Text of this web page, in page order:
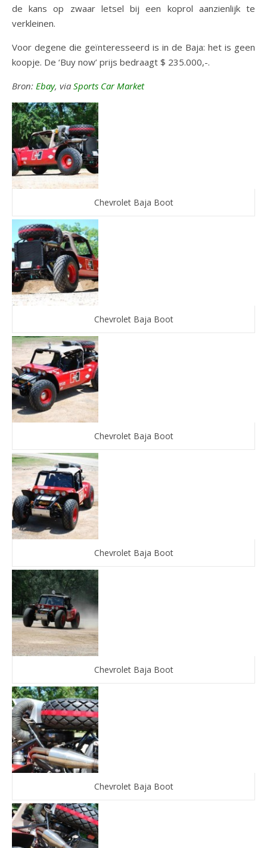
de kans op zwaar letsel bij een koprol aanzienlijk te
verkleinen.
Voor degene die geïnteresseerd is in de Baja: het is geen
koopje. De ‘Buy now’ prijs bedraagt $ 235.000,-.
Bron: Ebay, via Sports Car Market
Chevrolet Baja Boot
Chevrolet Baja Boot
Chevrolet Baja Boot
Chevrolet Baja Boot
Chevrolet Baja Boot
Chevrolet Baja Boot